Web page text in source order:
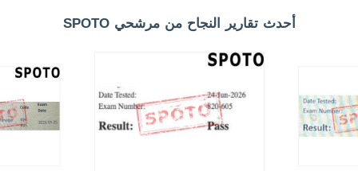
أحدث تقارير النجاح من مرشحي SPOTO